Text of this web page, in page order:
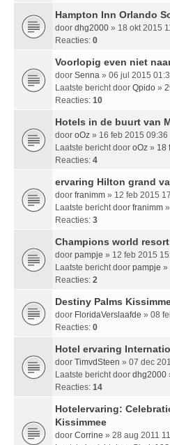
Hampton Inn Orlando
door dhg2000 » 18 okt 2015
Reacties: 0
Voorlopig even niet
door Senna » 06 jul 2015
Laatste bericht door Qpido »
Reacties: 10
Hotels in de buurt van
door oOz » 16 feb 2015 09:36
Laatste bericht door oOz » 18
Reacties: 4
ervaring Hilton grand
door franimm » 12 feb 2015
Laatste bericht door franimm »
Reacties: 3
Champions world resort
door pampje » 12 feb 2015
Laatste bericht door pampje »
Reacties: 2
Destiny Palms
door FloridaVerslaafde » 08
Reacties: 0
Hotel ervaring
door TimvdSteen » 07 dec
Laatste bericht door dhg2000
Reacties: 14
Hotelervaring:
Kissimmee
door Corrine » 28 aug 2011